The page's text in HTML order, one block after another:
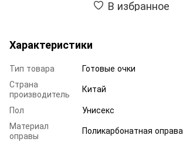
В избранное
Характеристики
Тип товара
Готовые очки
Страна
производитель
Китай
Пол
Унисекс
Материал
оправы
Поликарбонатная оправа